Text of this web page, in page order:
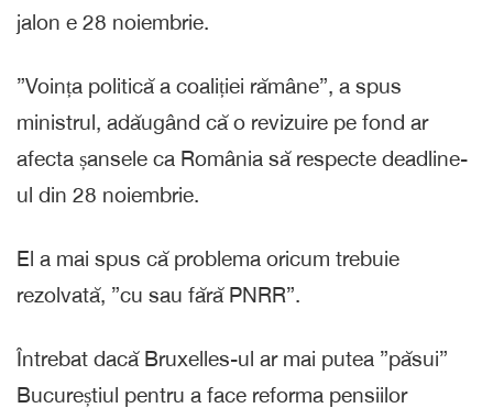
jalon e 28 noiembrie.
”Voința politică a coaliției rămâne”, a spus
ministrul, adăugând că o revizuire pe fond ar
afecta șansele ca România să respecte deadline-
ul din 28 noiembrie.
El a mai spus că problema oricum trebuie
rezolvată, ”cu sau fără PNRR”.
Întrebat dacă Bruxelles-ul ar mai putea ”păsui”
Bucureștiul pentru a face reforma pensiilor